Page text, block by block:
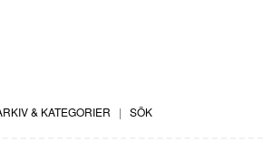
& KATEGORIER | SÖK